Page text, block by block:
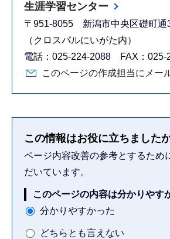
生涯学習センター
〒951-8055 新潟市中央区礎町通
（クロスパルにいがた内）
電話：025-224-2088 FAX：025-
このページの作成担当にメー
この情報はお役に立ちました
ページ内容改善の参考とするため
だいています。
このページの内容は分かりやす
分かりやすかった
どちらとも言えない